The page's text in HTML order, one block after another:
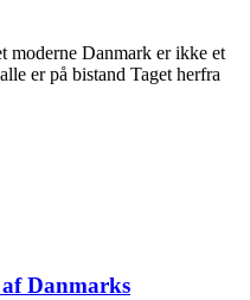
moderne Danmark er ikke et
er på bistand Taget herfra
Danmarks